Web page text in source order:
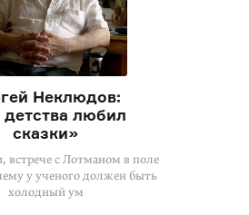
Неклюдов:
детства любил
сказки»
с Лотманом в поле
у ученого должен быть
холодный ум